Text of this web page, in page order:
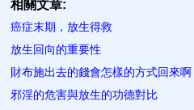
相關文章:
癌症末期，放生得救
放生回向的重要性
財布施出去的錢會怎樣的方式回來啊
邪淫的危害與放生的功德對比